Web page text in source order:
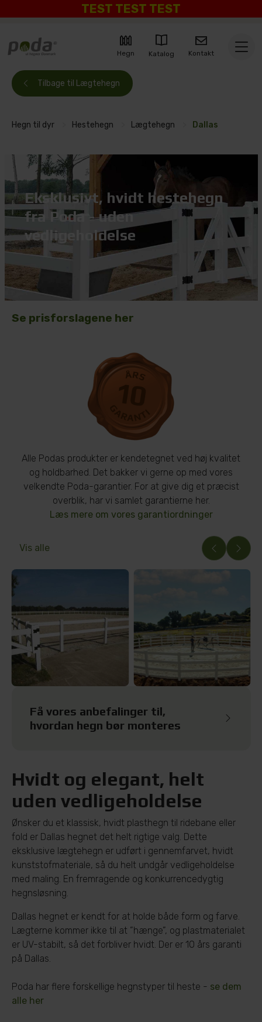
TEST TEST TEST
Hegn Katalog Kontakt
Tilbage til Lægtehegn
Hegn til dyr Hestehegn Lægtehegn Dallas
Eksklusivt, hvidt hestehegn
fra Poda - uden
vedligeholdelse
Se prisforslagene her
Alle Podas produkter er kendetegnet ved høj kvalitet
og holdbarhed. Det bakker vi gerne op med vores
velkendte Poda-garantier. For at give dig et præcist
overblik, har vi samlet garantierne her.
Læs mere om vores garantiordninger
Vis alle
Få vores anbefalinger til,
hvordan hegn bør monteres
Hvidt og elegant, helt
uden vedligeholdelse
Ønsker du et klassisk, hvidt plasthegn til ridebane eller
fold er Dallas hegnet det helt rigtige valg. Dette
eksklusive lægtehegn er udført i gennemfarvet, hvidt
kunststofmateriale, så du helt undgår vedligeholdelse
med maling. En fremragende og konkurrencedygtig
hegnsløsning.
Dallas hegnet er kendt for at holde både form og farve.
Lægterne kommer ikke til at ”hænge”, og plastmaterialet
er UV-stabilt, så det forbliver hvidt. Der er 10 års garanti
på Dallas.
Poda har flere forskellige hegnstyper til heste - se dem
alle her